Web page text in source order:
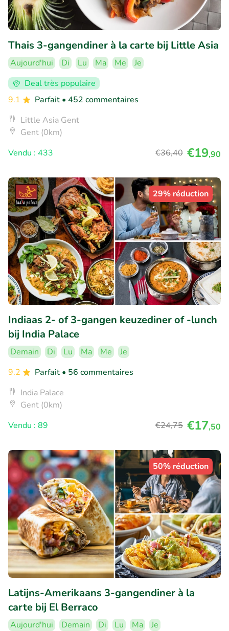
Thais 3-gangendiner à la carte bij Little Asia
Aujourd'hui Di Lu Ma Me
Je
Deal très populaire
9.1
Parfait • 452 commentaires
Little Asia Gent
Gent (0km)
Vendu : 433
€36,40 €19,90
29% réduction
Indiaas 2- of 3-gangen keuzediner of -lunch
bij India Palace
Demain Di Lu Ma Me
Je
9.2
Parfait • 56 commentaires
India Palace
Gent (0km)
Vendu : 89
€24,75 €17,50
50% réduction
Latijns-Amerikaans 3-gangendiner à la
carte bij El Berraco
Aujourd'hui Demain Di Lu Ma
Je